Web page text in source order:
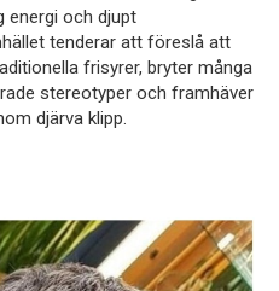
energi och djupt
tenderar att föreslå att
frisyrer, bryter många
stereotyper och framhäver
djärva klipp.